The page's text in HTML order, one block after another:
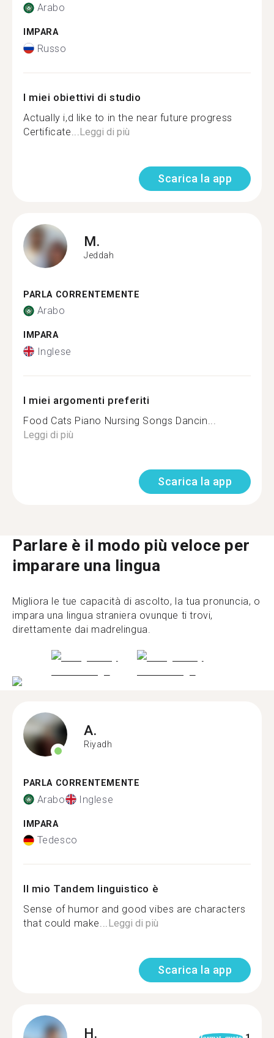
Arabo
IMPARA
Russo
I miei obiettivi di studio
Actually i,d like to in the near future progress
Certificate... Leggi di più
Scarica la app
M.
Jeddah
PARLA CORRENTEMENTE
Arabo
IMPARA
Inglese
I miei argomenti preferiti
Food Cats Piano Nursing Songs Dancin...
Leggi di più
Scarica la app
Parlare è il modo più veloce per
imparare una lingua
Migliora le tue capacità di ascolto, la tua pronuncia, o
impara una lingua straniera ovunque ti trovi,
direttamente dai madrelingua.
A.
Riyadh
PARLA CORRENTEMENTE
Arabo Inglese
IMPARA
Tedesco
Il mio Tandem linguistico è
Sense of humor and good vibes are characters
that could make...Leggi di più
Scarica la app
H.